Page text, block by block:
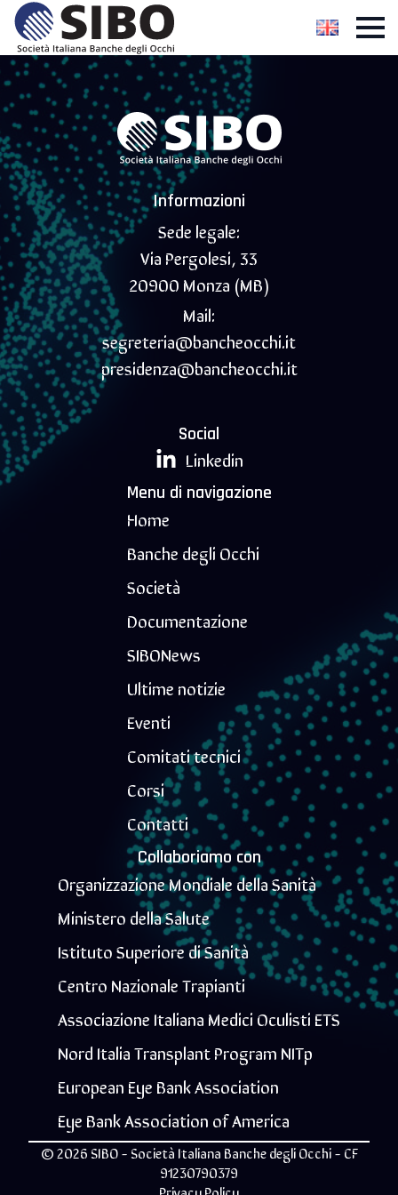
Informazioni
Sede legale:
Via Pergolesi, 33
20900 Monza (MB)
Mail:
segreteria@bancheocchi.it
presidenza@bancheocchi.it
Social
Linkedin
Menu di navigazione
Home
Banche degli Occhi
Società
Documentazione
SIBONews
Ultime notizie
Eventi
Comitati tecnici
Corsi
Contatti
Collaboriamo con
Organizzazione Mondiale della Sanità
Ministero della Salute
Istituto Superiore di Sanità
Centro Nazionale Trapianti
Associazione Italiana Medici Oculisti ETS
Nord Italia Transplant Program NITp
European Eye Bank Association
Eye Bank Association of America
© 2026 SIBO - Società Italiana Banche degli Occhi - CF
91230790379